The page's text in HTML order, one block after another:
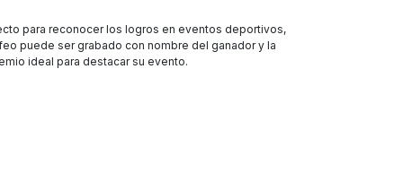
para reconocer los logros en eventos deportivos,
puede ser grabado con nombre del ganador y la
ideal para destacar su evento.